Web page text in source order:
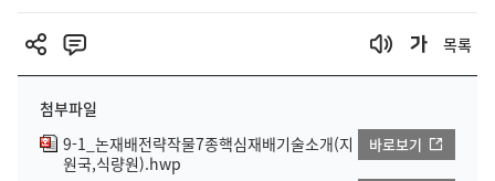
목록
첨부파일
9-1_논재배전략작물7종핵심재배기술소개(지
원국,식량원).hwp
바로보기